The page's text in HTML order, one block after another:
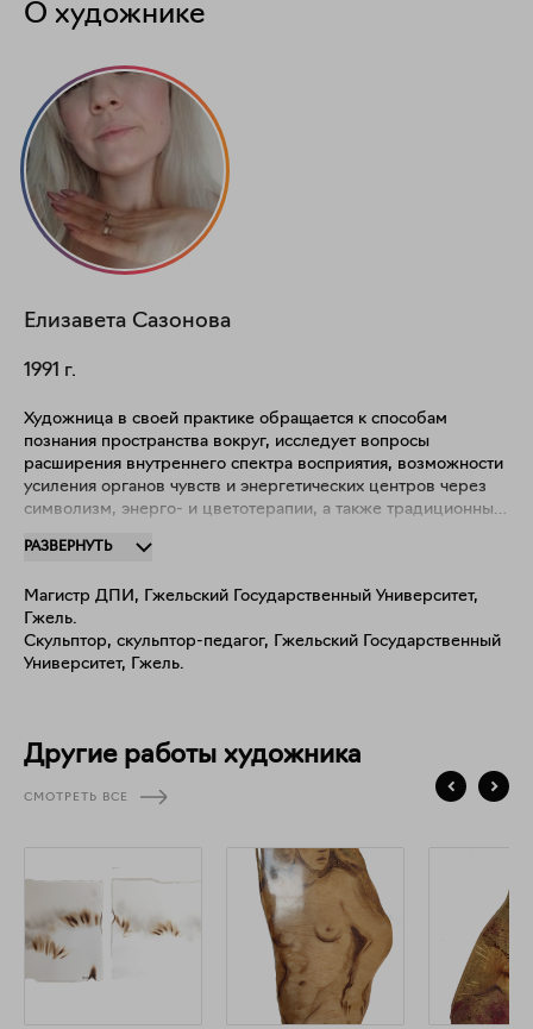
О художнике
Елизавета Сазонова
1991 г.
Художница в своей практике обращается к способам
познания пространства вокруг, исследует вопросы
расширения внутреннего спектра восприятия, возможности
усиления органов чувств и энергетических центров через
символизм, энерго- и цветотерапии, а также традиционные
РАЗВЕРНУТЬ
Магистр ДПИ, Гжельский Государственный Университет,
Гжель.
Скульптор, скульптор-педагог, Гжельский Государственный
Университет, Гжель.
Другие работы художника
СМОТРЕТЬ ВСЕ